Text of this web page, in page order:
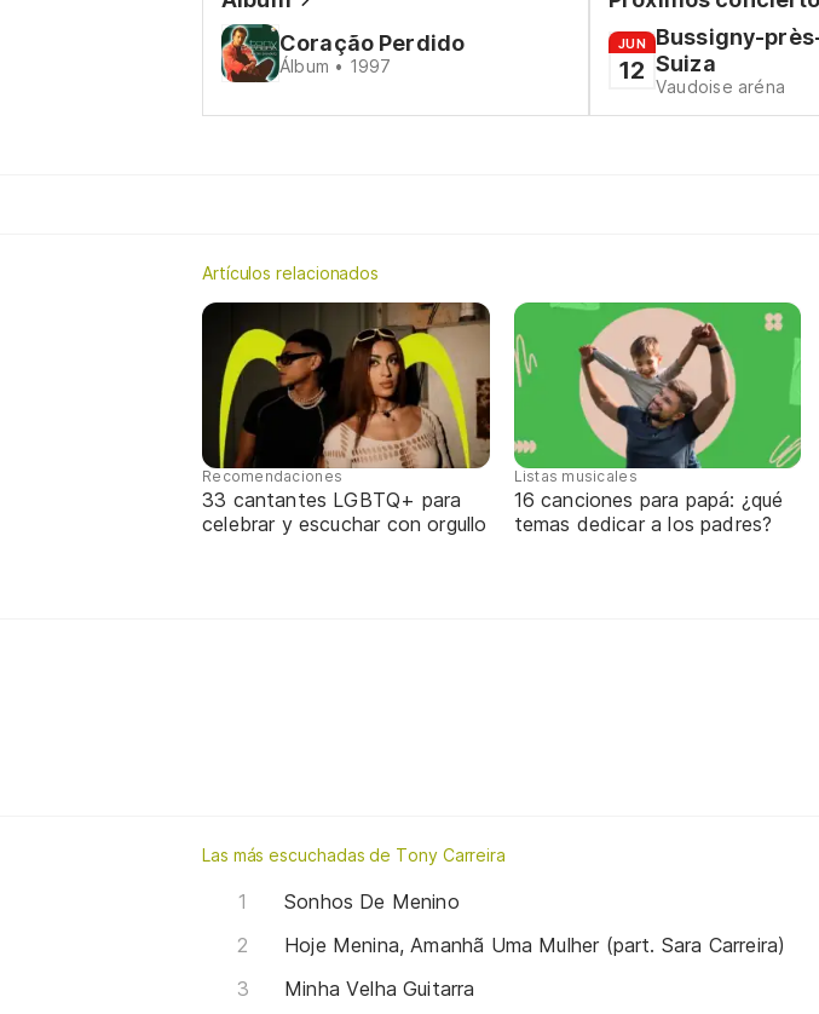
Coração Perdido
Álbum • 1997
JUN
12
Bussigny-
Suiza
Vaudoise aréna
Artículos relacionados
Recomendaciones
33 cantantes LGBTQ+ para
celebrar y escuchar con orgullo
Listas musicales
16 canciones para papá: ¿qué
temas dedicar a los padres?
Las más escuchadas de Tony Carreira
Sonhos De Menino
Hoje Menina, Amanhã Uma Mulher (part. Sara Carreira)
Minha Velha Guitarra